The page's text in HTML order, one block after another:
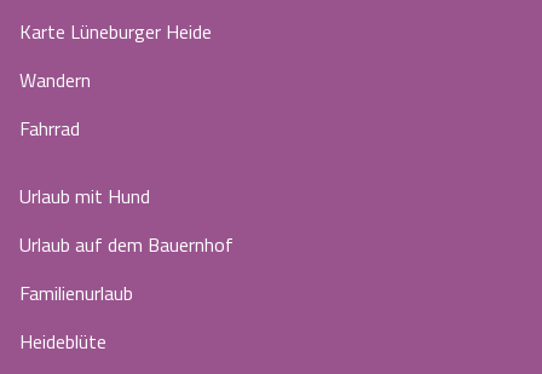
Karte Lüneburger Heide
Wandern
Fahrrad
Urlaub mit Hund
Urlaub auf dem Bauernhof
Familienurlaub
Heideblüte